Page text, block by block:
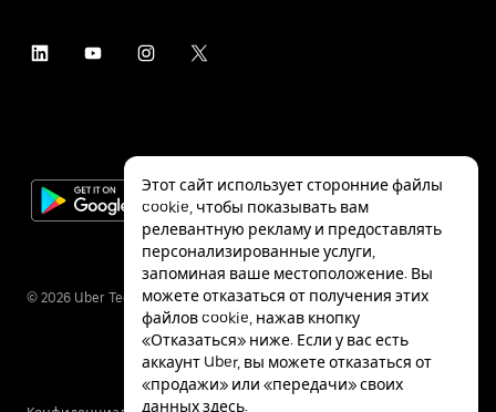
© 2026 Uber Technologies Inc.
Этот сайт использует сторонние файлы
cookie, чтобы показывать вам
релевантную рекламу и предоставлять
персонализированные услуги,
запоминая ваше местоположение. Вы
можете отказаться от получения этих
файлов cookie, нажав кнопку
«Отказаться» ниже. Если у вас есть
аккаунт Uber, вы можете отказаться от
«продажи» или «передачи» своих
данныхздесь.